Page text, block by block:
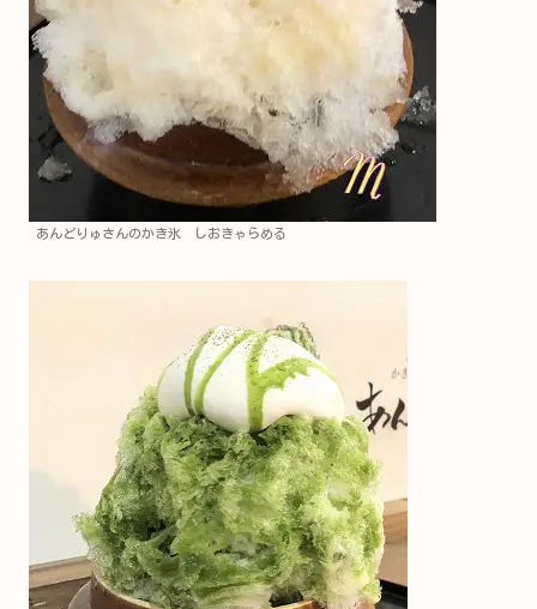
あんどりゅさんのかき氷 しおきゃらめる